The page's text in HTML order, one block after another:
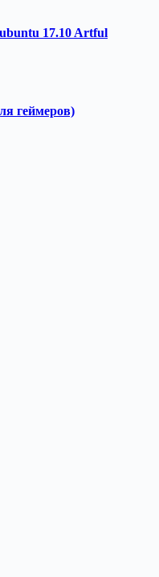
17.10 Artful
геймеров)